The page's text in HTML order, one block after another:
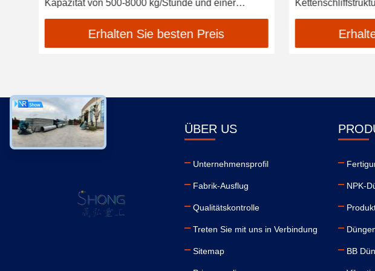
Kapazität von 500-8000 kg/Stunde und einer
Leistung von 5,5 kW~45 kW für die
Düngemittelproduktion
Erhalten Sie besten Preis
und kompakte
ÜBER US
Unternehmensprofil
Fabrik-Ausflug
Qualitätskontrolle
Treten Sie mit uns in Verbindung
Sitemap
NPK-
BB